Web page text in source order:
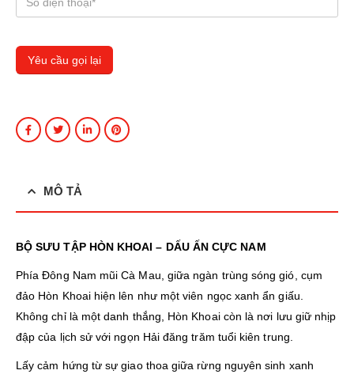
MÔ TẢ
BỘ SƯU TẬP HÒN KHOAI – DẤU ẤN CỰC NAM
Phía Đông Nam mũi Cà Mau, giữa ngàn trùng sóng gió, cụm
đảo Hòn Khoai hiện lên như một viên ngọc xanh ẩn giấu.
Không chỉ là một danh thắng, Hòn Khoai còn là nơi lưu giữ nhịp
đập của lịch sử với ngọn Hải đăng trăm tuổi kiên trung.
Lấy cảm hứng từ sự giao thoa giữa rừng nguyên sinh xanh